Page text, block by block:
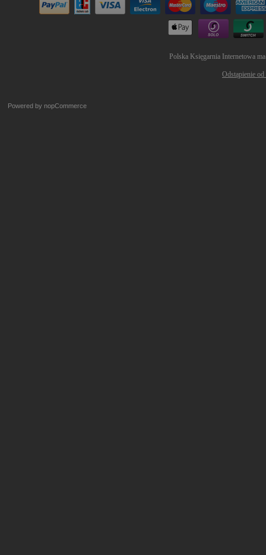
Polska Księgarnia Internetowa
Odstąpienie
Powered by nopCommerce